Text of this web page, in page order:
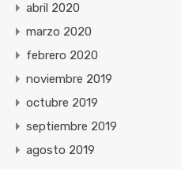
abril 2020
marzo 2020
febrero 2020
noviembre 2019
octubre 2019
septiembre 2019
agosto 2019